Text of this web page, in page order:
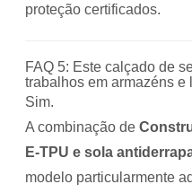
proteção certificados.
FAQ 5: Este calçado de
trabalhos em armazéns e
Sim.
A combinação de
E-TPU e sola
modelo particularmente